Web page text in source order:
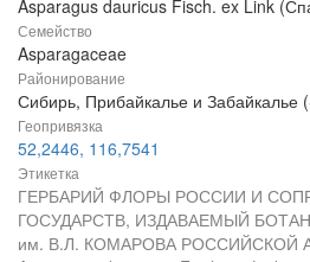
Asparagus dauricus Fisch. ex Link
Семейство
Asparagaceae
Районирование
Сибирь, Прибайкалье и Забайкалье
Геопривязка
52,2446, 116,7541
Этикетка
ГЕРБАРИЙ ФЛОРЫ РОССИИ И
ГОСУДАРСТВ, ИЗДАВАЕМЫЙ
им. В.Л. КОМАРОВА РОССИЙСКОЙ